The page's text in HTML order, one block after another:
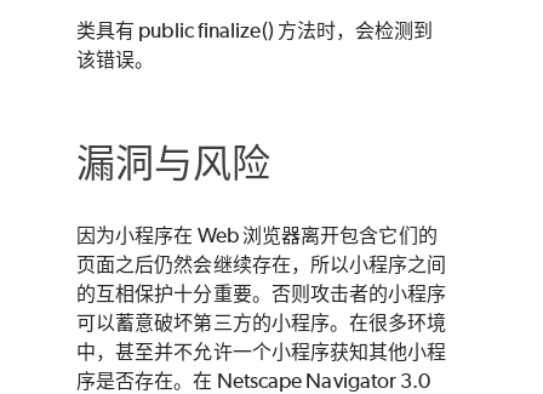
类具有 public finalize() 方法时，会检测到
该错误。
漏洞与风险
因为小程序在 Web 浏览器离开包含它们的
页面之后仍然会继续存在，所以小程序之间
的互相保护十分重要。否则攻击者的小程序
可以蓄意破坏第三方的小程序。在很多环境
中，甚至并不允许一个小程序获知其他小程
序是否存在。在 Netscape Navigator 3.0